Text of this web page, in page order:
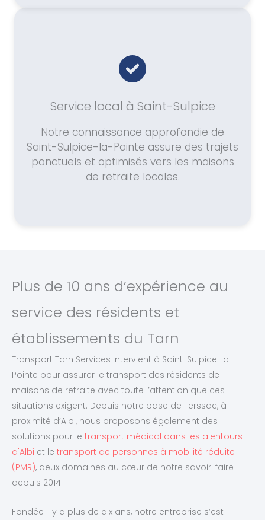
Service local à Saint-Sulpice
Notre connaissance approfondie de
Saint-Sulpice-la-Pointe assure des trajets
ponctuels et optimisés vers les maisons
de retraite locales.
Plus de 10 ans d’expérience au
service des résidents et
établissements du Tarn
Transport Tarn Services intervient à Saint-Sulpice-la-
Pointe pour assurer le transport des résidents de
maisons de retraite avec toute l’attention que ces
situations exigent. Depuis notre base de Terssac, à
proximité d’Albi, nous proposons également des
solutions pour le transport médical dans les alentours
d'Albi et le transport de personnes à mobilité réduite
(PMR), deux domaines au cœur de notre savoir-faire
depuis 2014.
Fondée il y a plus de dix ans, notre entreprise s’est